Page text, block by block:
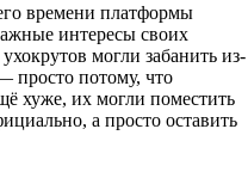
времени платформы
интересы своих
могли забанить из-
просто потому, что
хуже, их могли поместить
а просто оставить